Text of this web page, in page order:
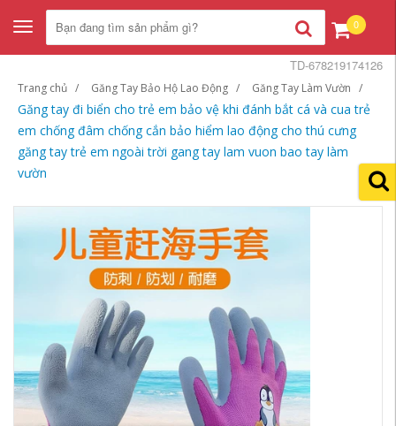
Toggle
navigation
0
Trang chủ Găng Tay Bảo Hộ Lao Động Găng Tay Làm Vườn
Găng tay đi biển cho trẻ em bảo vệ khi đánh bắt cá và cua trẻ
em chống đâm chống cắn bảo hiểm lao động cho thú cưng
găng tay trẻ em ngoài trời gang tay lam vuon bao tay làm
vườn
TD-678219174126